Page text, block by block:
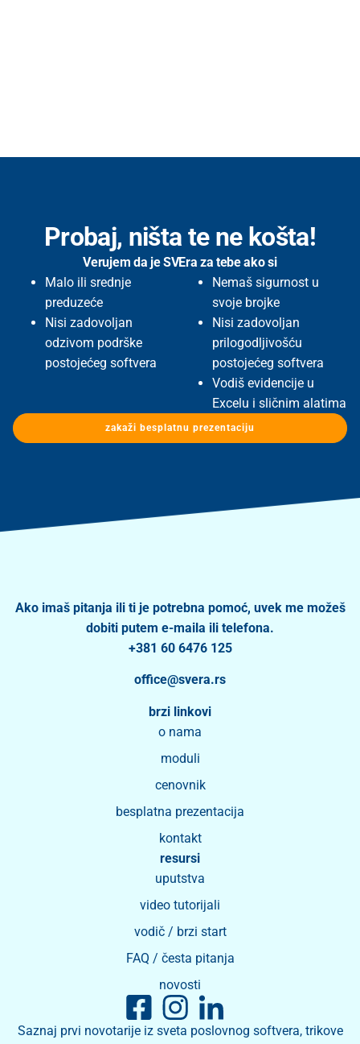
Probaj, ništa te ne košta!
Verujem da je SVEra za tebe ako si
Malo ili srednje
preduzeće
Nisi zadovoljan
odzivom podrške
postojećeg softvera
Nemaš sigurnost u
svoje brojke
Nisi zadovoljan
prilogodljivošću
postojećeg softvera
Vodiš evidencije u
Excelu i sličnim alatima
zakaži besplatnu prezentaciju
Ako imaš pitanja ili ti je potrebna pomoć, uvek me možeš
dobiti putem e-maila ili telefona.
+381 60 6476 125
office@svera.rs
brzi linkovi
o nama
moduli
cenovnik
besplatna prezentacija
kontakt
resursi
uputstva
video tutorijali
vodič / brzi start
FAQ / česta pitanja
novosti
Saznaj prvi novotarije iz sveta poslovnog softvera, trikove